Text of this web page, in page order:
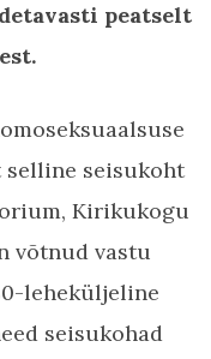
peatselt
selline seisukoht
Kirikukogu
võtnud vastu
leheküljeline
seisukohad